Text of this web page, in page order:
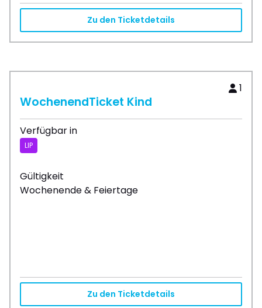
Zu den Ticketdetails
1
WochenendTicket Kind
Verfügbar in
LIP
Gültigkeit
Wochenende & Feiertage
Zu den Ticketdetails